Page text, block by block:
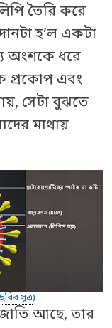
তৈরি করে
হ’ল একটা
অংশকে ধরে
প্রকোপ এবং
সেটা বুঝতে
মাথায়
ছবির সূত্র)
আছে, তার